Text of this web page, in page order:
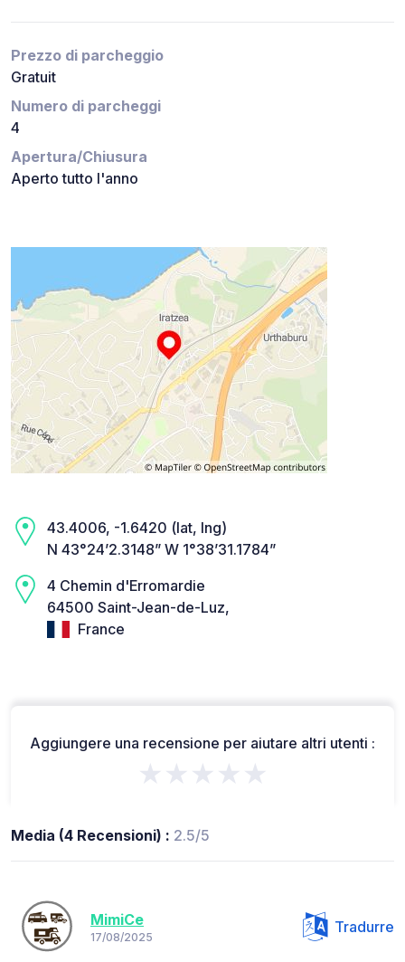
Prezzo di parcheggio
Gratuit
Numero di parcheggi
4
Apertura/Chiusura
Aperto tutto l'anno
43.4006, -1.6420 (lat, lng)
N 43°24’2.3148” W 1°38’31.1784”
4 Chemin d'Erromardie
64500 Saint-Jean-de-Luz,
France
Aggiungere una recensione per aiutare altri utenti :
★★★★★
Media (4 Recensioni) : 2.5/5
MimiCe
17/08/2025
Tradurre